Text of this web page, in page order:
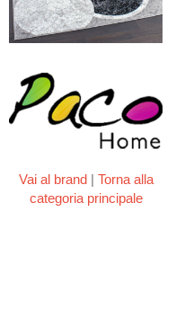
Vai al brand| Torna alla
categoria principale